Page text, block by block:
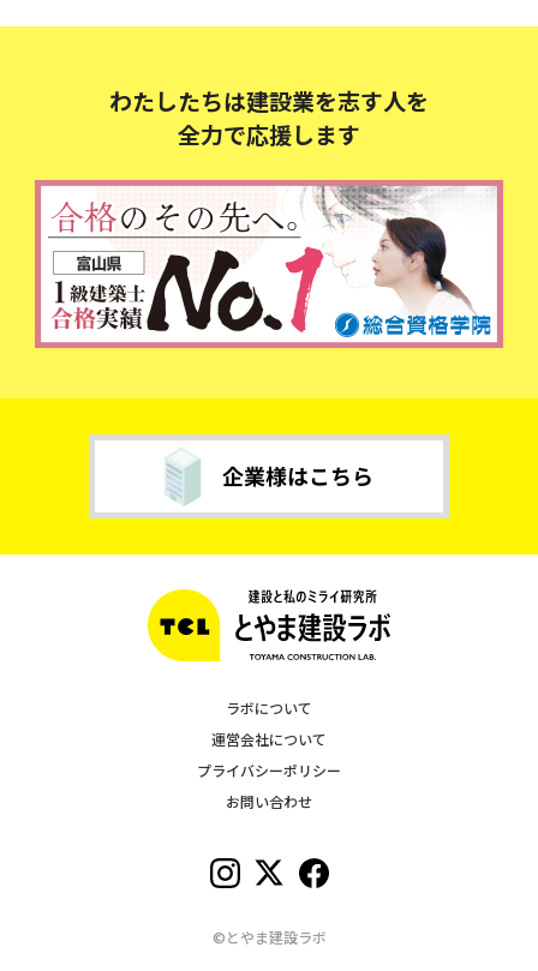
わたしたちは建設業を志す人を
全力で応援します
ラボについて
運営会社について
プライバシーポリシー
お問い合わせ
©とやま建設ラボ